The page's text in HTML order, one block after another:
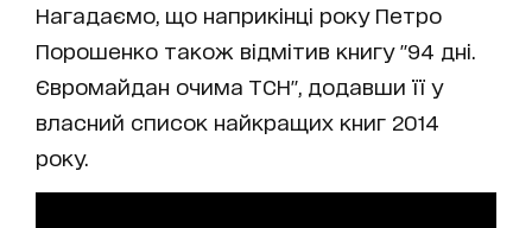
Нагадаємо, що наприкінці року Петро
Порошенко також відмітив книгу "94 дні.
Євромайдан очима ТСН", додавши її у
власний список найкращих книг 2014
року.